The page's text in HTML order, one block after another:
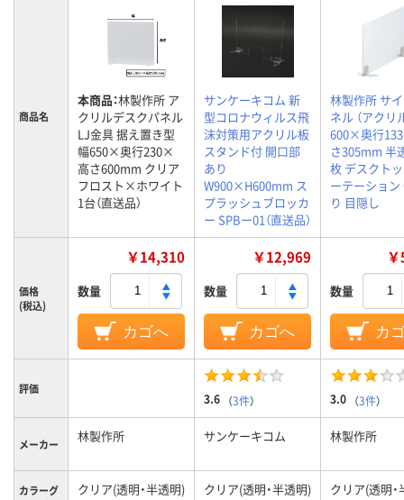
商品名
本商品：林製作所 ア
クリルデスクパネル
LJ金具 据え置き型
幅650×奥行230×
高さ600mm クリア
フロスト×ホワイト
1台（直送品）
サンケーキコム 新
型コロナウィルス飛
沫対策用アクリル板
スタンド付 開口部
あり
W900×H600mm ス
プラッシュブロッカ
ー SPBー01（直送品）
林製作所 サ
ネル （アクリ
600×奥行
さ305mm 半
枚 デスクト
ーテーション
り 目隠し
価格
(税込)
￥14,310
数量
カゴへ
￥12,969
数量
カゴへ
数量
カ
評価
3.6 （3件） 3.0 （3件）
メーカー 林製作所 サンケーキコム 林製作所
カラーグ
クリア(透明・半透明)
クリア(透明・半透明)
クリア(透明